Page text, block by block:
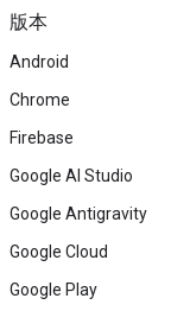
版本
Android
Chrome
Firebase
Google AI Studio
Google Antigravity
Google Cloud
Google Play